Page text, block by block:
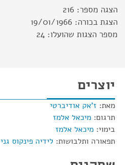
הצגה מספר: 216
הצגת בכורה: 19/01/1966
מספר הצגות שהועלו: 24
יוצרים
מאת: ז'אק אודיברטי
תרגום: מיכאל אלמז
בימוי: מיכאל אלמז
תפאורה ותלבושות: לידיה פינקוס גני